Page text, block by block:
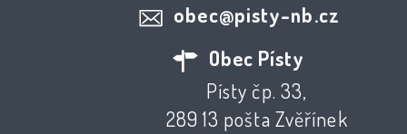
obec@pisty-nb.cz
Obec Písty
Písty čp. 33,
289 13 pošta Zvěřínek